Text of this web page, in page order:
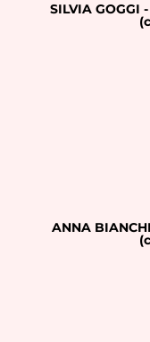
SILVIA GOGGI
ANNA